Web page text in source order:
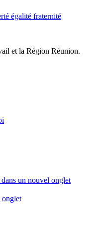
et la Région Réunion.
un nouvel onglet
onglet